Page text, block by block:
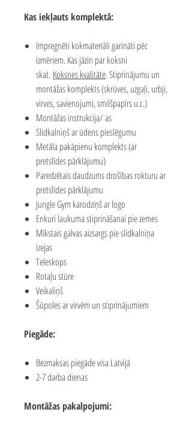
Kas iekļauts komplektā:
Impregnēti kokmateriāli garināti pēc
izmēriem. Kas jāzin par koksni
skat. Koksnes kvalitāte.Stiprinājumu un
montāžas komplekts (skrūves, uzgaļi, urbji,
virves, savienojumi, smilšpapīrs u.c.)
Montāžas instrukcija/ as
Slidkalniņš ar ūdens pieslēgumu
Metāla pakāpienu komplekts (ar
pretslīdes pārklājumu)
Paredzētais daudzums drošības rokturu ar
pretslīdes pārklājumu
Jungle Gym karodziņš ar logo
Enkuri laukuma stiprināšanai pie zemes
Mīkstais galvas aizsargs pie slidkalniņa
izejas
Teleskops
Rotaļu stūre
Veikaliņš
Šūpoles ar virvēm un stiprinājumiem
Piegāde:
Bezmaksas piegāde visa Latvijā
2-7 darba dienas
Montāžas pakalpojumi: